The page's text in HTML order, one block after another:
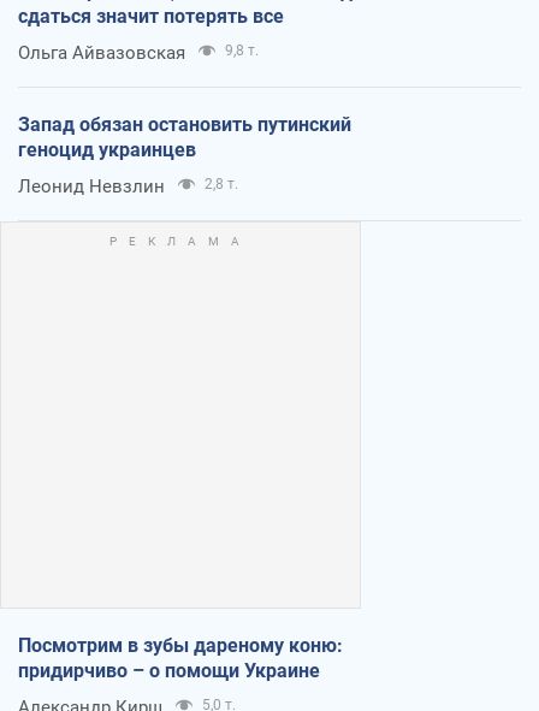
сдаться значит потерять все
Ольга Айвазовская 9,8 т.
Запад обязан остановить путинский
геноцид украинцев
Леонид Невзлин 2,8 т.
Посмотрим в зубы дареному коню:
придирчиво – о помощи Украине
5,0 т.